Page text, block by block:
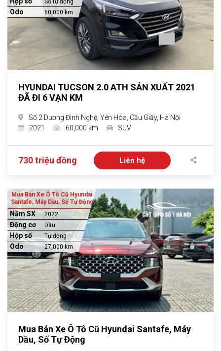
Số tự động
Odo 60,000 km
HYUNDAI TUCSON 2.0 ATH SẢN XUẤT 2021
ĐÃ ĐI 6 VẠN KM
Số 2 Dương Đình Nghệ, Yên Hòa, Cầu Giấy, Hà Nội
2021
60,000 km SUV
730 triệu đồng Liên hệ
Mua Bán Xe Ô Tô Cũ Hyundai
Santafe, Máy Dầu, Số Tự Động
Năm SX 2022
Động cơ Dầu
Hộp số Tự động
Odo 27,000 km
Mua Bán Xe Ô Tô Cũ Hyundai Santafe, Máy
Dầu, Số Tự Động